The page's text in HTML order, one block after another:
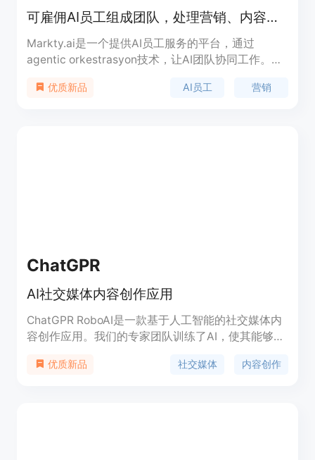
可雇佣AI员工组成团队，处理营销、内容、SEO和社交媒体工作
Markty.ai是一个提供AI员工服务的平台，通过
agentic orkestrasyon技术，让AI团队协同工作。其
节省人力成本。主要优点包括提高工作流程效率、保
优质新品 AI员工 营销
ChatGPR
AI社交媒体内容创作应用
ChatGPR RoboAI是一款基于人工智能的社交媒体内
容创作应用。我们的专家团队训练了AI，使其能够创
在多个社交媒体平台上创作内容，增强用户的社交媒
优质新品 社交媒体 内容创作